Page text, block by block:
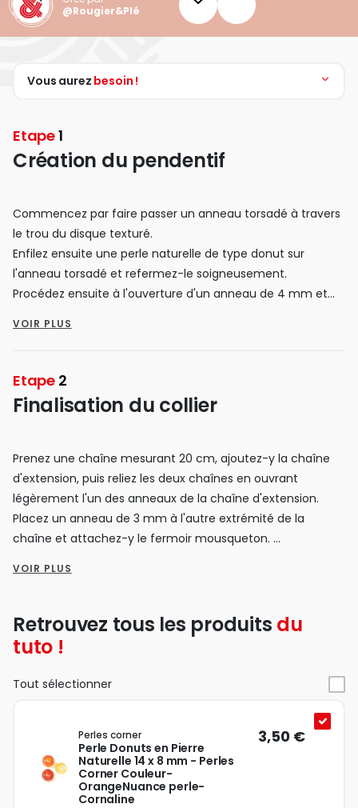
@Rougier&Plé
Etape1
Création du pendentif
Commencez par faire passer un anneau torsadé à travers
le trou du disque texturé.
Enfilez ensuite une perle naturelle de type donut sur
l'anneau torsadé et refermez-le soigneusement.
Procédez ensuite à l'ouverture d'un anneau de 4 mm et
Ajoutez ensuite le disque texturé dans l'anneau de 4 mm.
VOIR PLUS
Etape 2
Finalisation du collier
Prenez une chaîne mesurant 20 cm, ajoutez-y la chaîne
d'extension, puis reliez les deux chaînes en ouvrant
légèrement l'un des anneaux de la chaîne d'extension.
Placez un anneau de 3 mm à l'autre extrémité de la
chaîne et attachez-y le fermoir mousqueton.
chaîne, y compris celui du pendentif fixé au collier.
VOIR PLUS
Vous aurez besoin !
Retrouvez tous les produits du
tuto !
Tout sélectionner
Perles corner
Perle Donuts en Pierre
Naturelle 14 x 8 mm - Perles
Corner Couleur-
OrangeNuance perle-
Cornaline
3,50 €